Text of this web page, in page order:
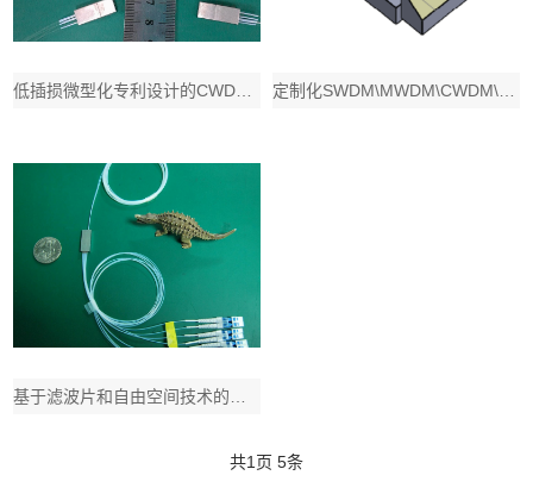
基于滤波片和自由空间技术的低插损微型化CWDM和DWDM波分器件集成到CWDM和
共1页 5条